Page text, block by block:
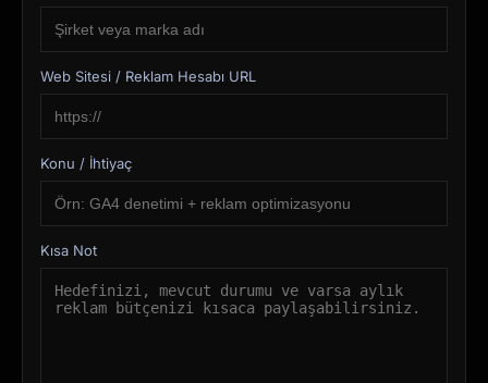
Web Sitesi / Reklam Hesabı URL
Konu / İhtiyaç
Kısa Not